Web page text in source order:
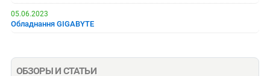
05.06.2023
Обладнання GIGABYTE
ОБЗОРЫ И СТАТЬИ